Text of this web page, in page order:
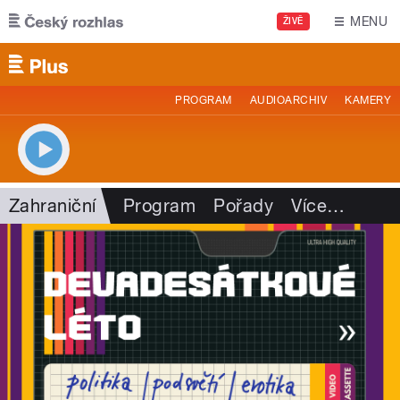
Přejít k hlavnímu obsahu
ŽIVĚ MENU
PROGRAM AUDIOARCHIV KAMERY
Zahraniční Program Pořady Více…